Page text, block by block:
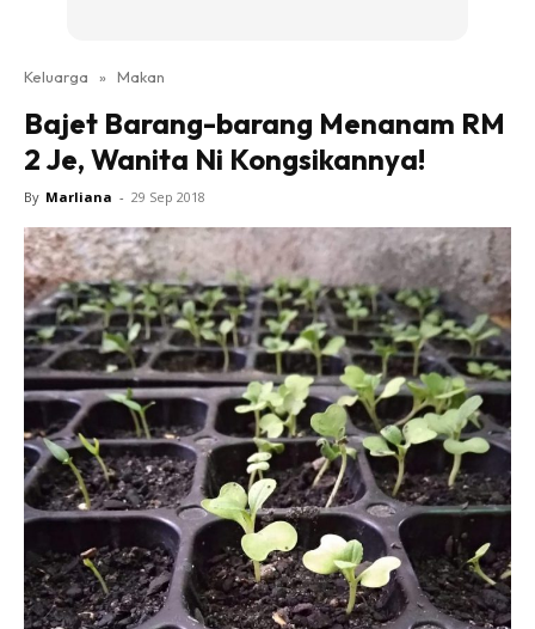
Keluarga » Makan
Bajet Barang-barang Menanam RM
2 Je, Wanita Ni Kongsikannya!
By Marliana - 29 Sep 2018